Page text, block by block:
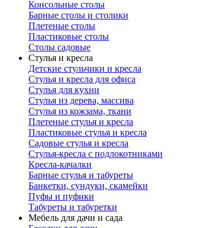
Консольные столы
Барные столы и столики
Плетеные столы
Пластиковые столы
Столы садовые
Стулья и кресла
Детские стульчики и кресла
Стулья и кресла для офиса
Стулья для кухни
Стулья из дерева, массива
Стулья из кожзама, ткани
Плетеные стулья и кресла
Пластиковые стулья и кресла
Садовые стулья и кресла
Стулья-кресла с подлокотниками
Кресла-качалки
Барные стулья и табуреты
Банкетки, сундуки, скамейки
Пуфы и пуфики
Табуреты и табуретки
Мебель для дачи и сада